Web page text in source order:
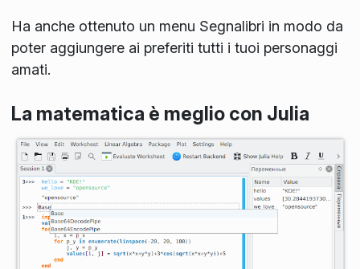
Ha anche ottenuto un menu Segnalibri in modo da
poter aggiungere ai preferiti tutti i tuoi personaggi
amati.
La matematica è meglio con Julia